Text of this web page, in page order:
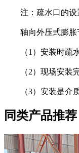
注：疏水口的设
轴向外压式膨胀
（1）安装时疏水
（2）现场安装完
（3）安装是介质
同类产品推荐